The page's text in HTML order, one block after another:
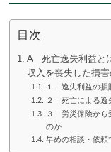
目次
A 死亡逸失利益と
収入を喪失した損
１ 逸失利益の損
２ 死亡による逸
３ 労災保険から
のか
早めの相談・依頼